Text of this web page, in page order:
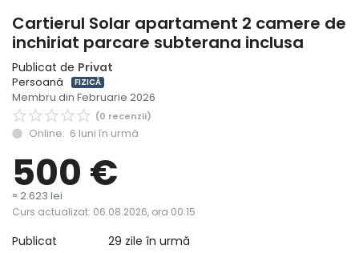
Cartierul Solar apartament 2 camere de
inchiriat parcare subterana inclusa
Publicat de Privat
Persoană FIZICĂ
Membru din Februarie 2026
(0 recenzii)
Online: 6 luni în urmă
500 €
≈ 2.623 lei
Curs actualizat: 06.08.2026, ora 00:15
Publicat
29 zile în urmă